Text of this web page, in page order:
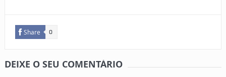
Share 0
DEIXE O SEU COMENTÁRIO